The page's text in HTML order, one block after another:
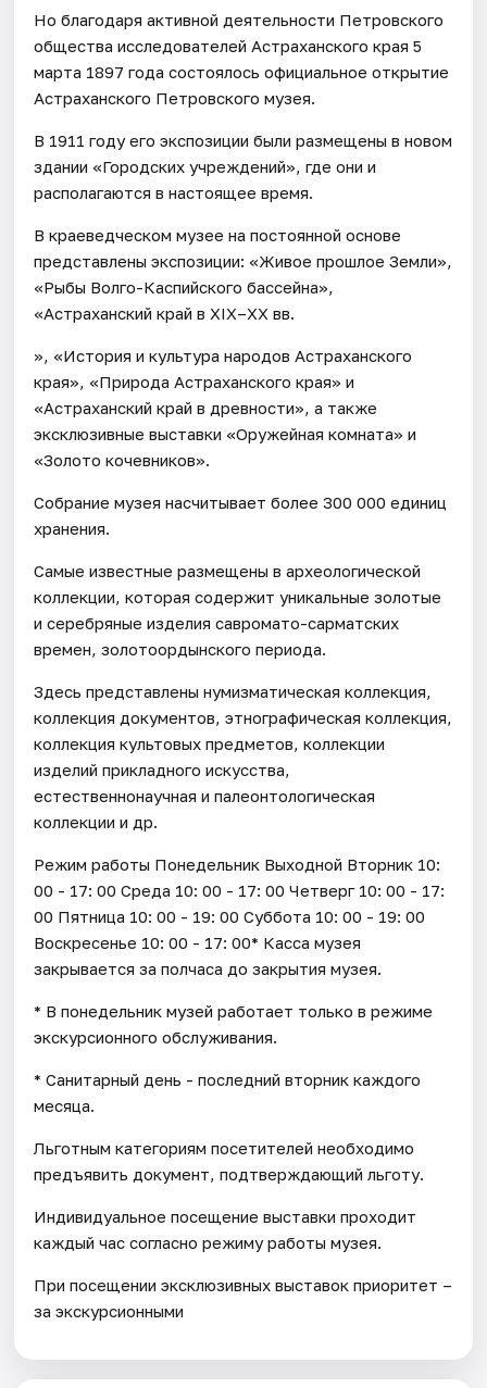
Но благодаря активной деятельности Петровского
общества исследователей Астраханского края 5
марта 1897 года состоялось официальное открытие
Астраханского Петровского музея.
В 1911 году его экспозиции были размещены в новом
здании «Городских учреждений», где они и
располагаются в настоящее время.
В краеведческом музее на постоянной основе
представлены экспозиции: «Живое прошлое Земли»,
«Рыбы Волго-Каспийского бассейна»,
«Астраханский край в XIX–XX вв.
», «История и культура народов Астраханского
края», «Природа Астраханского края» и
«Астраханский край в древности», а также
эксклюзивные выставки «Оружейная комната» и
«Золото кочевников».
Собрание музея насчитывает более 300 000 единиц
хранения.
Самые известные размещены в археологической
коллекции, которая содержит уникальные золотые
и серебряные изделия савромато-сарматских
времен, золотоордынского периода.
Здесь представлены нумизматическая коллекция,
коллекция документов, этнографическая коллекция,
коллекция культовых предметов, коллекции
изделий прикладного искусства,
естественнонаучная и палеонтологическая
коллекции и др.
Режим работы Понедельник Выходной Вторник 10:
00 - 17: 00 Среда 10: 00 - 17: 00 Четверг 10: 00 - 17:
00 Пятница 10: 00 - 19: 00 Суббота 10: 00 - 19: 00
Воскресенье 10: 00 - 17: 00* Касса музея
закрывается за полчаса до закрытия музея.
* В понедельник музей работает только в режиме
экскурсионного обслуживания.
* Санитарный день - последний вторник каждого
месяца.
Льготным категориям посетителей необходимо
предъявить документ, подтверждающий льготу.
Индивидуальное посещение выставки проходит
каждый час согласно режиму работы музея.
При посещении эксклюзивных выставок приоритет –
за экскурсионными